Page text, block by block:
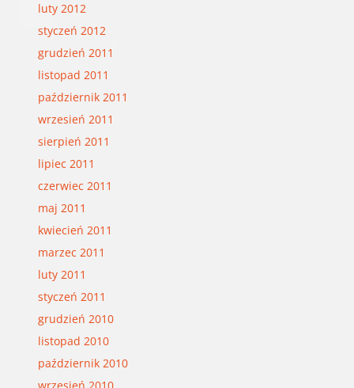
luty 2012
styczeń 2012
grudzień 2011
listopad 2011
październik 2011
wrzesień 2011
sierpień 2011
lipiec 2011
czerwiec 2011
maj 2011
kwiecień 2011
marzec 2011
luty 2011
styczeń 2011
grudzień 2010
listopad 2010
październik 2010